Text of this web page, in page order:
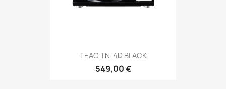
TEAC TN-4D BLACK
549,00 €